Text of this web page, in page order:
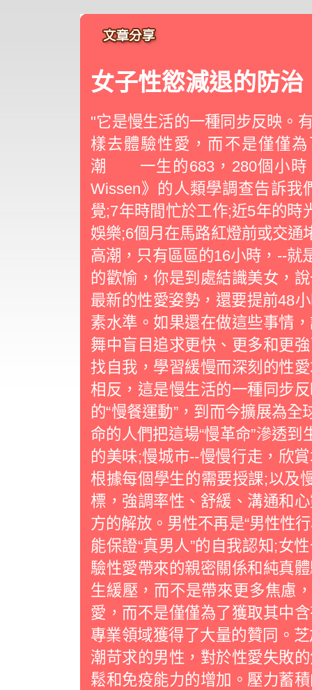
女子性慾減退的防治
"它是慢生活的一種同步反映。
樣去體驗性愛，而不是僅僅
潮 一生的683，280個小時
Wissen》的人類學調查告訴我
覺;7年時間忙於工作;近5年的時
娛樂;6個月在馬路紅燈前或交通
高潮，只有區區的16小時，--
的歡愉，你是到處結識美女，
最新的性愛姿勢，還要提前48
素水準。如果還在做這些事情
舞中盲目追求更快、更多和更
找自我，學習緩慢而深刻的
相反，這是慢生活的一種同步
的“慢餐運動”，到而今擴展為
命的人們把這場“慢革命”滲透
的美味;慢城市--慢慢行走，欣
根據每個學生的需要授課;以及
標，強調率性、舒緩、溝通
方的解放。男性不再是“男性性
能保證“真男人”的自我認知;女
驗性愛帶來的親密關係和純真
生緩壓，而不是帶來更多焦慮
愛，而不是僅僅為了獲取其
專業領域獲得了大量的贊同。
潮苛求的男性，對於性愛失敗
鬆和免疫能力的增加。壓力蓄